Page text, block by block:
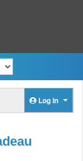
Log in